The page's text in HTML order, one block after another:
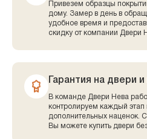
Привезем образцы
дому. Замер в день в
удобное время и
скидку от компании Двери
Гарантия на двери
В команде Двери Нева
контролируем каждый этап
дополнительных наценок.
Вы можете купить двери